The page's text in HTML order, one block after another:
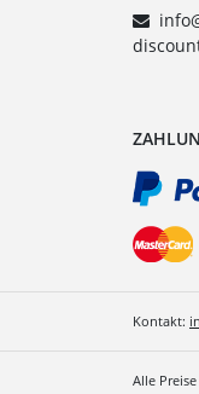
Kontakt:
Alle